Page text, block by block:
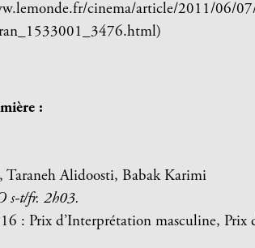
cinema/article/2011/06/07/
:
,Taraneh Alidoosti, Babak Karimi
s-t/fr. 2h03.
: Prix d’Interprétation masculine, Prix